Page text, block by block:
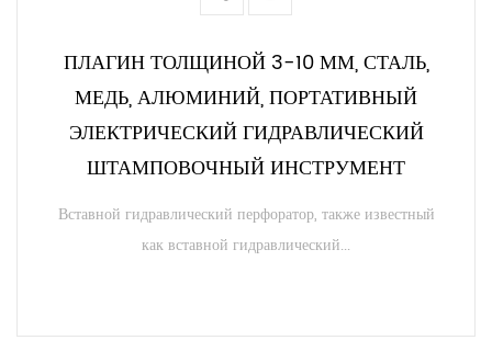
ПЛАГИН ТОЛЩИНОЙ 3-10 ММ, СТАЛЬ,
МЕДЬ, АЛЮМИНИЙ, ПОРТАТИВНЫЙ
ЭЛЕКТРИЧЕСКИЙ ГИДРАВЛИЧЕСКИЙ
ШТАМПОВОЧНЫЙ ИНСТРУМЕНТ
Вставной гидравлический перфоратор, также известный
как вставной гидравлический...